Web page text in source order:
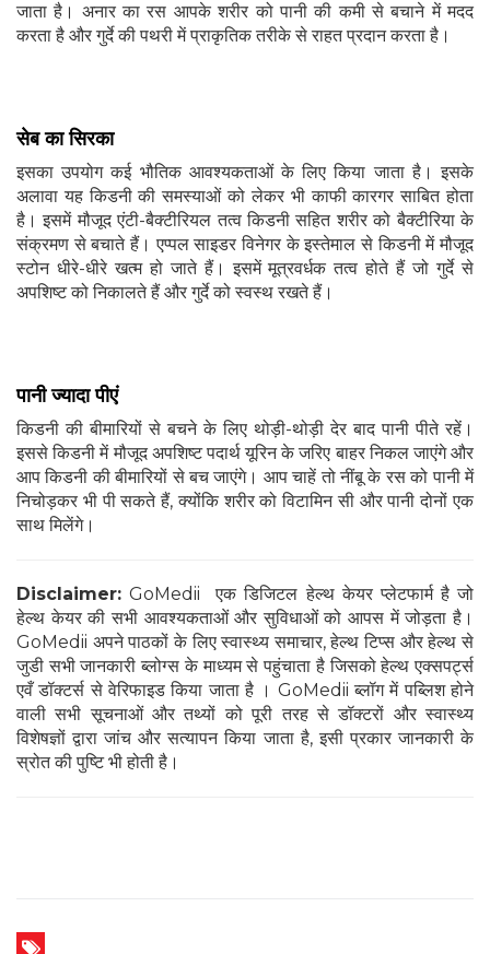
जाता है। अनार का रस आपके शरीर को पानी की कमी से बचाने में मदद
करता है और गुर्दे की पथरी में प्राकृतिक तरीके से राहत प्रदान करता है।
सेब का सिरका
इसका उपयोग कई भौतिक आवश्यकताओं के लिए किया जाता है। इसके
अलावा यह किडनी की समस्याओं को लेकर भी काफी कारगर साबित होता
है। इसमें मौजूद एंटी-बैक्टीरियल तत्व किडनी सहित शरीर को बैक्टीरिया के
संक्रमण से बचाते हैं। एप्पल साइडर विनेगर के इस्तेमाल से किडनी में मौजूद
स्टोन धीरे-धीरे खत्म हो जाते हैं। इसमें मूत्रवर्धक तत्व होते हैं जो गुर्दे से
अपशिष्ट को निकालते हैं और गुर्दे को स्वस्थ रखते हैं।
पानी ज्यादा पीएं
किडनी की बीमारियों से बचने के लिए थोड़ी-थोड़ी देर बाद पानी पीते रहें।
इससे किडनी में मौजूद अपशिष्ट पदार्थ यूरिन के जरिए बाहर निकल जाएंगे और
आप किडनी की बीमारियों से बच जाएंगे। आप चाहें तो नींबू के रस को पानी में
निचोड़कर भी पी सकते हैं, क्योंकि शरीर को विटामिन सी और पानी दोनों एक
साथ मिलेंगे।
Disclaimer: GoMedii एक डिजिटल हेल्थ केयर प्लेटफार्म है जो
हेल्थ केयर की सभी आवश्यकताओं और सुविधाओं को आपस में जोड़ता है।
GoMedii अपने पाठकों के लिए स्वास्थ्य समाचार, हेल्थ टिप्स और हेल्थ से
जुडी सभी जानकारी ब्लोग्स के माध्यम से पहुंचाता है जिसको हेल्थ एक्सपर्ट्स
एवँ डॉक्टर्स से वेरिफाइड किया जाता है । GoMedii ब्लॉग में पब्लिश होने
वाली सभी सूचनाओं और तथ्यों को पूरी तरह से डॉक्टरों और स्वास्थ्य
विशेषज्ञों द्वारा जांच और सत्यापन किया जाता है, इसी प्रकार जानकारी के
स्रोत की पुष्टि भी होती है।